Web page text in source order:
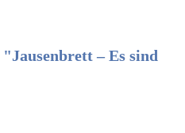
"Jausenbrett – Es sind